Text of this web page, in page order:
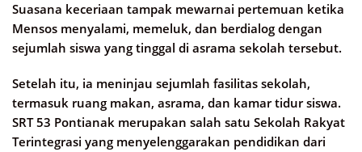
Suasana keceriaan tampak mewarnai pertemuan ketika
Mensos menyalami, memeluk, dan berdialog dengan
sejumlah siswa yang tinggal di asrama sekolah tersebut.
Setelah itu, ia meninjau sejumlah fasilitas sekolah,
termasuk ruang makan, asrama, dan kamar tidur siswa.
SRT 53 Pontianak merupakan salah satu Sekolah Rakyat
Terintegrasi yang menyelenggarakan pendidikan dari